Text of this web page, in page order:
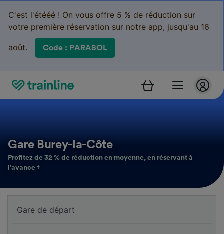
C'est l'étééé ! On vous offre 5 % de réduction sur
votre première réservation sur notre app, jusqu'au 16
août. Code : PARASOL
Gare Burey-la-Côte
Profitez de 32 % de réduction en moyenne, en réservant à
l’avance †